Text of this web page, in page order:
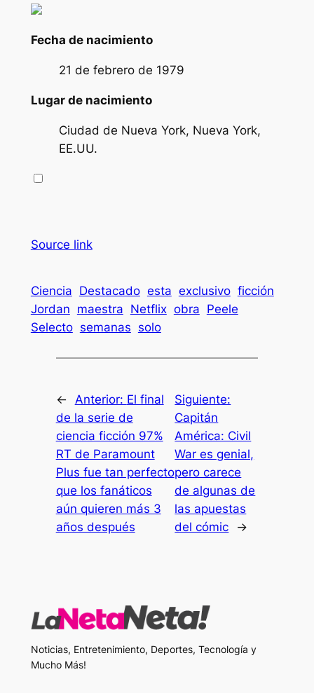
Fecha de nacimiento
21 de febrero de 1979
Lugar de nacimiento
Ciudad de Nueva York, Nueva York,
EE.UU.
Source link
Ciencia Destacado esta exclusivo ficción
Jordan maestra Netflix obra Peele
Selecto semanas solo
← Anterior: El final
de la serie de
ciencia ficción 97%
RT de Paramount
Plus fue tan perfecto
que los fanáticos
aún quieren más 3
años después
Siguiente:
Capitán
América: Civil
War es genial,
pero carece
de algunas de
las apuestas
del cómic
→
Noticias, Entretenimiento, Deportes, Tecnología y
Mucho Más!